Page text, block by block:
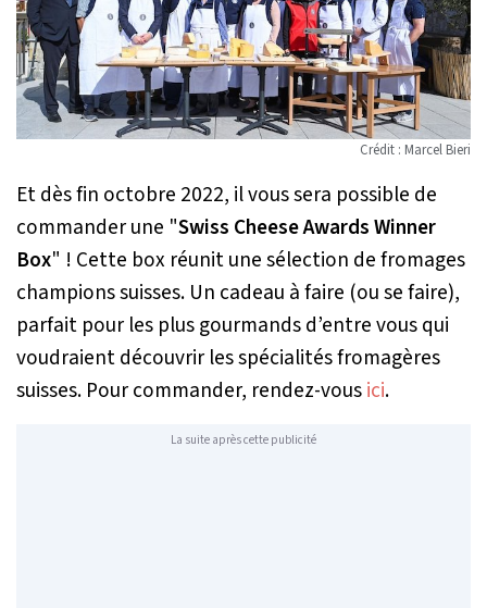
Crédit : Marcel Bieri
Et dès fin octobre 2022, il vous sera possible de
commander une "Swiss Cheese Awards Winner
Box" ! Cette box réunit une sélection de fromages
champions suisses. Un cadeau à faire (ou se faire),
parfait pour les plus gourmands d’entre vous qui
voudraient découvrir les spécialités fromagères
suisses. Pour commander, rendez-vousici.
La suite après cette publicité